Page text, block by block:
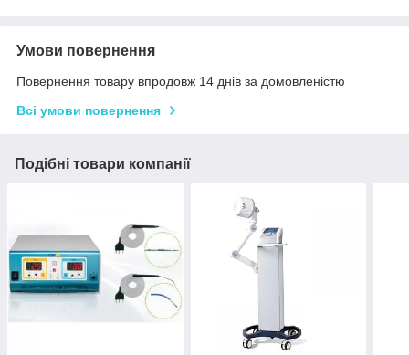
Умови повернення
Повернення товару впродовж 14 днів за домовленістю
Всі умови повернення
Подібні товари компанії